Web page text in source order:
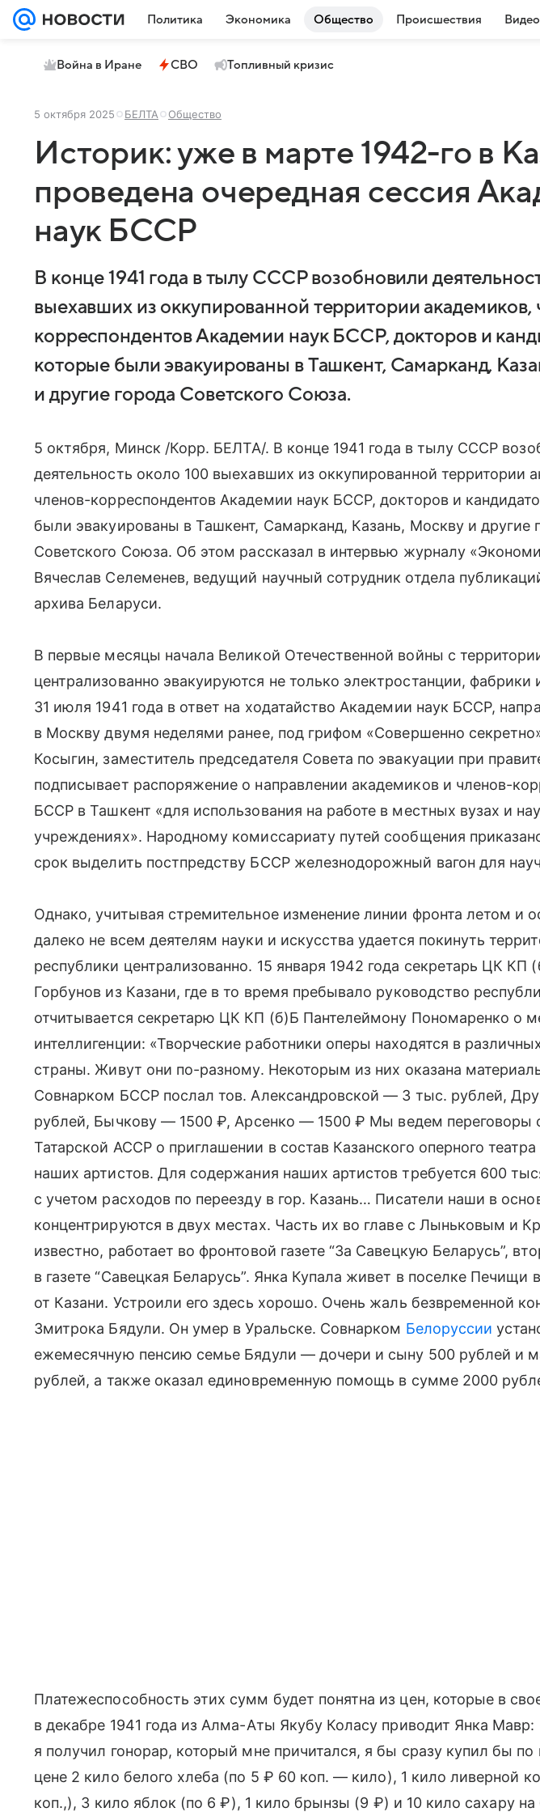
Политика Экономика Общество Происшествия Видео
Война в Иране СВО Топливный кризис
5 октября 2025 БЕЛТА Общество
Историк: уже в марте 1942-го в
проведена очередная сессия
наук БССР
В конце 1941 года в тылу СССР возобновили
выехавших из оккупированной территории академиков,
корреспондентов Академии наук БССР, докторов и
которые были эвакуированы в Ташкент, Самарканд,
и другие города Советского Союза.
5 октября, Минск /Корр. БЕЛТА/. В конце 1941 года в тылу СССР
деятельность около 100 выехавших из оккупированной территории
членов-корреспондентов Академии наук БССР, докторов и
были эвакуированы в Ташкент, Самарканд, Казань, Москву и другие
Советского Союза. Об этом рассказал в интервью журналу
Вячеслав Селеменев, ведущий научный сотрудник отдела
архива Беларуси.
В первые месяцы начала Великой Отечественной войны с
централизованно эвакуируются не только электростанции, фабрики
31 июля 1941 года в ответ на ходатайство Академии наук БССР,
в Москву двумя неделями ранее, под грифом «Совершенно
Косыгин, заместитель председателя Совета по эвакуации при
подписывает распоряжение о направлении академиков и членов-
БССР в Ташкент «для использования на работе в местных вузах и
учреждениях». Народному комиссариату путей сообщения
срок выделить постпредству БССР железнодорожный вагон для
Однако, учитывая стремительное изменение линии фронта летом и
далеко не всем деятелям науки и искусства удается покинуть
республики централизованно. 15 января 1942 года секретарь ЦК КП
Горбунов из Казани, где в то время пребывало руководство
отчитывается секретарю ЦК КП (б)Б Пантелеймону Пономаренко о
интеллигенции: «Творческие работники оперы находятся в
страны. Живут они по-разному. Некоторым из них оказана
Совнарком БССР послал тов. Александровской — 3 тыс. рублей,
рублей, Бычкову — 1500 ₽, Арсенко — 1500 ₽ Мы ведем переговоры
Татарской АССР о приглашении в состав Казанского оперного
наших артистов. Для содержания наших артистов требуется 600
с учетом расходов по переезду в гор. Казань… Писатели наши в
концентрируются в двух местах. Часть их во главе с Лыньковым и
известно, работает во фронтовой газете “За Савецкую Беларусь”,
в газете “Савецкая Беларусь”. Янка Купала живет в поселке Печищи
от Казани. Устроили его здесь хорошо. Очень жаль безвременной
Змитрока Бядули. Он умер в Уральске. Совнарком Белоруссии
ежемесячную пенсию семье Бядули — дочери и сыну 500 рублей и
рублей, а также оказал единовременную помощь в сумме 2000
Платежеспособность этих сумм будет понятна из цен, которые в
в декабре 1941 года из Алма-Аты Якубу Коласу приводит Янка
я получил гонорар, который мне причитался, я бы сразу купил бы
цене 2 кило белого хлеба (по 5 ₽ 60 коп. — кило), 1 кило ливерной
коп.,), 3 кило яблок (по 6 ₽), 1 кило брынзы (9 ₽) и 10 кило сахару на